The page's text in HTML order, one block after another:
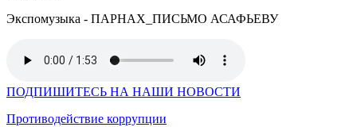
Экспомузыка - ПАРНАХ_ПИСЬМО АСАФЬЕВУ
ПОДПИШИТЕСЬ НА НАШИ НОВОСТИ
Противодействие коррупции